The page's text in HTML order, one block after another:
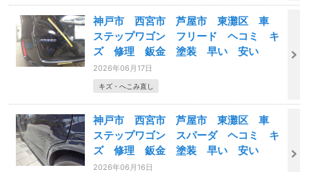
神戸市 西宮市 芦屋市 東灘区 車
ステップワゴン フリード ヘコミ キ
ズ 修理 鈑金 塗装 早い 安い
2026年06月17日
キズ・へこみ直し
神戸市 西宮市 芦屋市 東灘区 車
ステップワゴン スパーダ ヘコミ キ
ズ 修理 鈑金 塗装 早い 安い
2026年06月16日